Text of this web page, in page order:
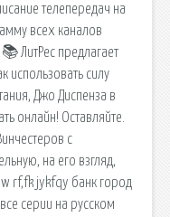
телепередач на
всех каналов
ЛитРес предлагает
использовать силу
Джо Диспенза в
онлайн! Оставляйте.
с
на его взгляд,
rf,fk jykfqy банк город
серии на русском